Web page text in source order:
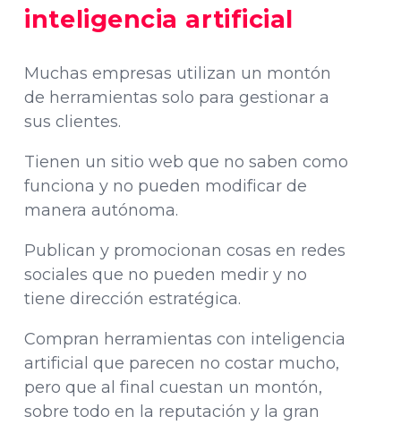
inteligencia artificial
Muchas empresas utilizan un montón
de herramientas solo para gestionar a
sus clientes.
Tienen un sitio web que no saben como
funciona y no pueden modificar de
manera autónoma.
Publican y promocionan cosas en redes
sociales que no pueden medir y no
tiene dirección estratégica.
Compran herramientas con inteligencia
artificial que parecen no costar mucho,
pero que al final cuestan un montón,
sobre todo en la reputación y la gran